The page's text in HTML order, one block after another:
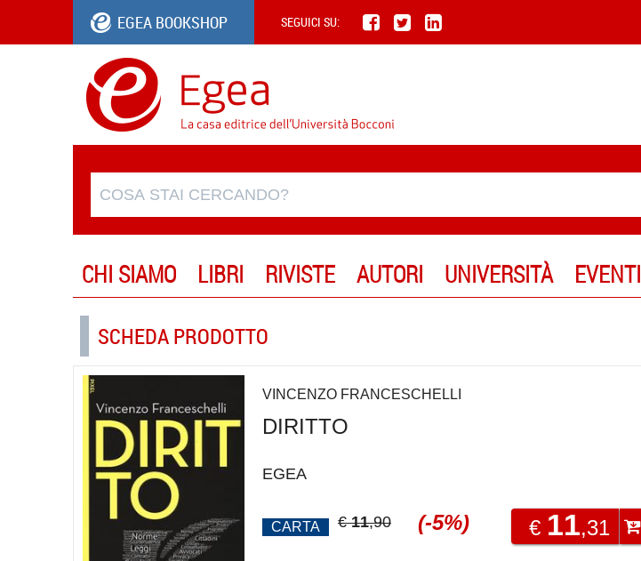
EGEA BOOKSHOP SEGUICI SU:
CHI SIAMO LIBRI RIVISTE AUTORI UNIVERSITÀ EVENTI
SCHEDA PRODOTTO
VINCENZO FRANCESCHELLI
DIRITTO
EGEA
CARTA €11,90 (-5%) € 11,31